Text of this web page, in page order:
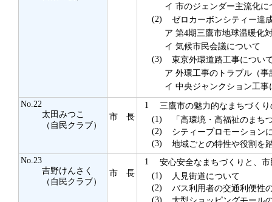
イ 市のジェンダー主流化に
(2)
ゼロカーボンシティー達
ア 第4期三鷹市地球温暖化
イ 気候市民会議について
(3)
東京外環道路工事につい
ア 外環工事のトラブル（
イ 中央ジャンクション工事
No.22
太田みつこ
（自民クラブ）
市 長
1
三鷹市の魅力的なまちづくり
(1)
「高環境・高福祉のまち
(2)
シティープロモーション
(3)
地域ごとの特性や役割を
No.23
吉野けんさく
（自民クラブ）
市 長
1
安心安全なまちづくりと、
(1)
人見街道について
(2)
バス利用者の交通利便性
(3)